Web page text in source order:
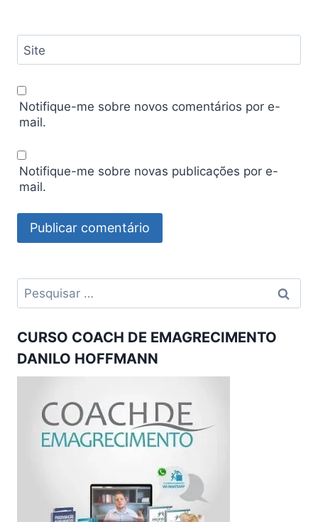
Site
Notifique-me sobre novos comentários por e-
mail.
Notifique-me sobre novas publicações por e-
mail.
Pesquisar
por:
CURSO COACH DE EMAGRECIMENTO
DANILO HOFFMANN